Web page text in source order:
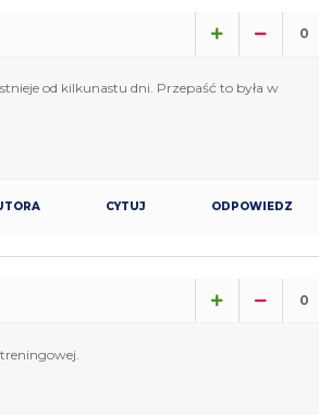
0
od kilkunastu dni. Przepaść to była w
CYTUJ ODPOWIEDZ
0